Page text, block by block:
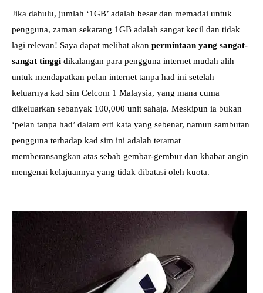
Jika dahulu, jumlah ‘1GB’ adalah besar dan memadai untuk
pengguna, zaman sekarang 1GB adalah sangat kecil dan tidak
lagi relevan! Saya dapat melihat akan permintaan yang sangat-
sangat tinggi dikalangan para pengguna internet mudah alih
untuk mendapatkan pelan internet tanpa had ini setelah
keluarnya kad sim Celcom 1 Malaysia, yang mana cuma
dikeluarkan sebanyak 100,000 unit sahaja. Meskipun ia bukan
‘pelan tanpa had’ dalam erti kata yang sebenar, namun sambutan
pengguna terhadap kad sim ini adalah teramat
memberansangkan atas sebab gembar-gembur dan khabar angin
mengenai kelajuannya yang tidak dibatasi oleh kuota.